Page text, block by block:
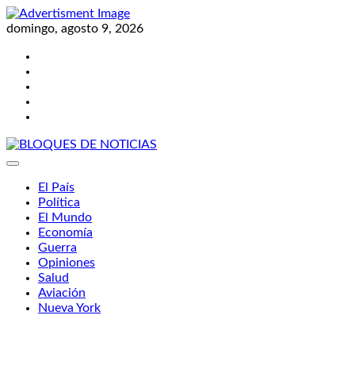
Skip
to
domingo, agosto 9, 2026
El País
Política
El Mundo
Economía
Guerra
Opiniones
Salud
Aviación
Nueva York